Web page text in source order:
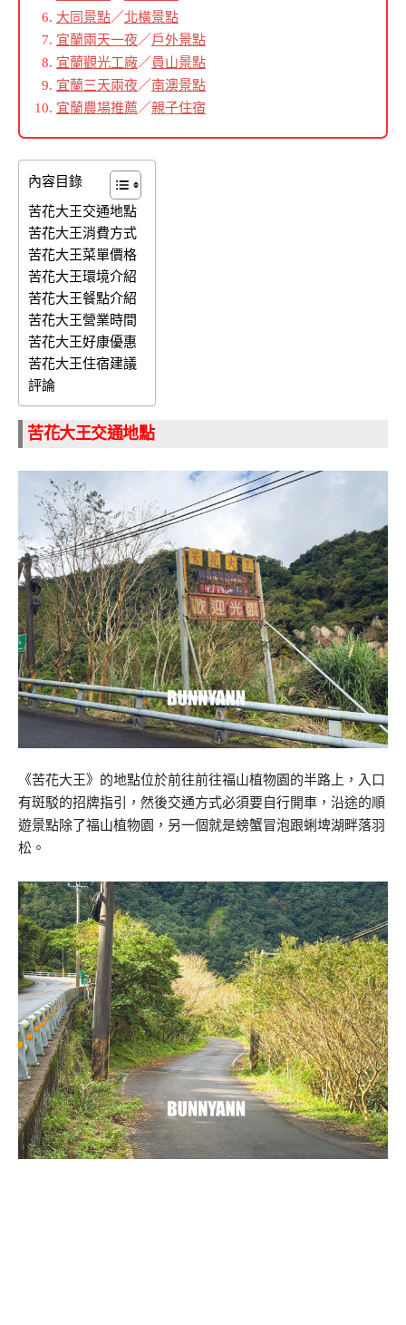
大同景點／北橫景點
宜蘭兩天一夜／戶外景點
宜蘭觀光工廠／ 員山景點
宜蘭三天兩夜／南澳景點
宜蘭農場推薦／親子住宿
內容目錄
苦花大王交通地點
苦花大王消費方式
苦花大王菜單價格
苦花大王環境介紹
苦花大王餐點介紹
苦花大王營業時間
苦花大王好康優惠
苦花大王住宿建議
評論
苦花大王交通地點
《苦花大王》的地點位於前往前往福山植物園的半路上，入口
有斑駁的招牌指引，然後交通方式必須要自行開車，沿途的順
遊景點除了福山植物園，另一個就是螃蟹冒泡跟蜊埤湖畔落羽
松。